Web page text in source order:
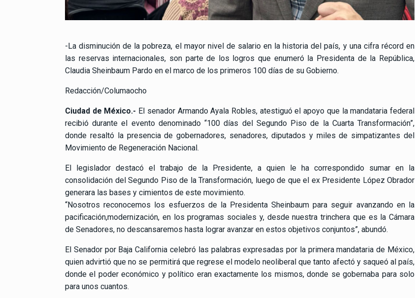
-La disminución de la pobreza, el mayor nivel de salario en la historia del país, y una cifra récord en
las reservas internacionales, son parte de los logros que enumeró la Presidenta de la República,
Claudia Sheinbaum Pardo en el marco de los primeros 100 días de su Gobierno.
Redacción/Columaocho
Ciudad de México.- El senador Armando Ayala Robles, atestiguó el apoyo que la mandataria federal
recibió durante el evento denominado “100 días del Segundo Piso de la Cuarta Transformación”,
donde resaltó la presencia de gobernadores, senadores, diputados y miles de simpatizantes del
Movimiento de Regeneración Nacional.
El legislador destacó el trabajo de la Presidente, a quien le ha correspondido sumar en la
consolidación del Segundo Piso de la Transformación, luego de que el ex Presidente López Obrador
generara las bases y cimientos de este movimiento.
“Nosotros reconocemos los esfuerzos de la Presidenta Sheinbaum para seguir avanzando en la
pacificación,modernización, en los programas sociales y, desde nuestra trinchera que es la Cámara
de Senadores, no descansaremos hasta lograr avanzar en estos objetivos conjuntos”, abundó.
El Senador por Baja California celebró las palabras expresadas por la primera mandataria de México,
quien advirtió que no se permitirá que regrese el modelo neoliberal que tanto afectó y saqueó al país,
donde el poder económico y político eran exactamente los mismos, donde se gobernaba para solo
para unos cuantos.